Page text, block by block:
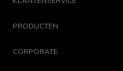
PRODUCTEN
CORPORATE